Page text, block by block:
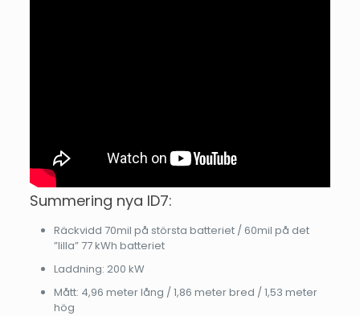
Summering nya ID7:
Räckvidd 70mil på största batteriet / 60mil på det
”lilla” 77 kWh batteriet
Laddning: 200 kW
Mått: 4,96 meter lång / 1,86 meter bred / 1,53 meter
hög